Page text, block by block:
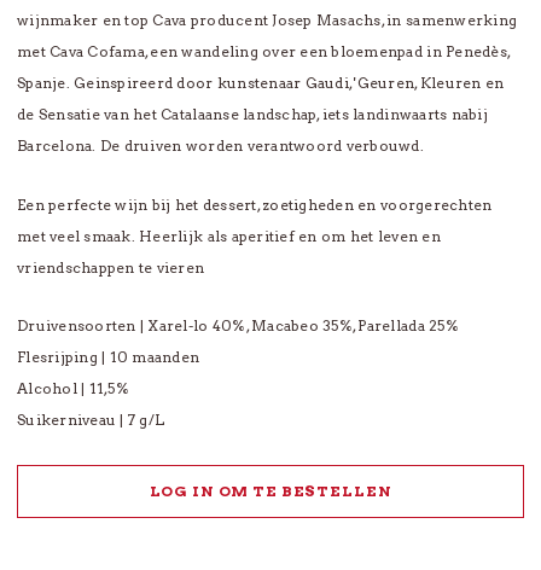
wijnmaker en top Cava producent Josep Masachs, in samenwerking
met Cava Cofama, een wandeling over een bloemenpad in Penedès,
Spanje. Geinspireerd door kunstenaar Gaudi, 'Geuren, Kleuren en
de Sensatie van het Catalaanse landschap, iets landinwaarts nabij
Barcelona. De druiven worden verantwoord verbouwd.
Een perfecte wijn bij het dessert, zoetigheden en voorgerechten
met veel smaak. Heerlijk als aperitief en om het leven en
vriendschappen te vieren
Druivensoorten | Xarel-lo 40%, Macabeo 35%, Parellada 25%
Flesrijping | 10 maanden
Alcohol | 11,5%
Suikerniveau | 7 g/L
LOG IN OM TE BESTELLEN